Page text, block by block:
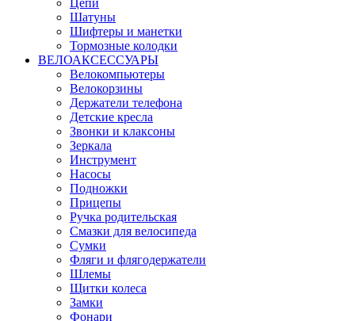
Шатуны
Шифтеры и манетки
Тормозные колодки
ВЕЛОАКСЕССУАРЫ
Велокомпьютеры
Велокорзины
Держатели телефона
Детские кресла
Звонки и клаксоны
Зеркала
Инструмент
Насосы
Подножки
Прицепы
Ручка родительская
Смазки для велосипеда
Сумки
Фляги и флягодержатели
Шлемы
Щитки колеса
Замки
Фонари